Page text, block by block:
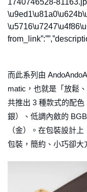
而此系列由
matic，也就是「放鬆
共推出 3 種款式的配色
銀）、低調內斂的
（金）。在包裝設計
包裝，簡約、小巧卻大